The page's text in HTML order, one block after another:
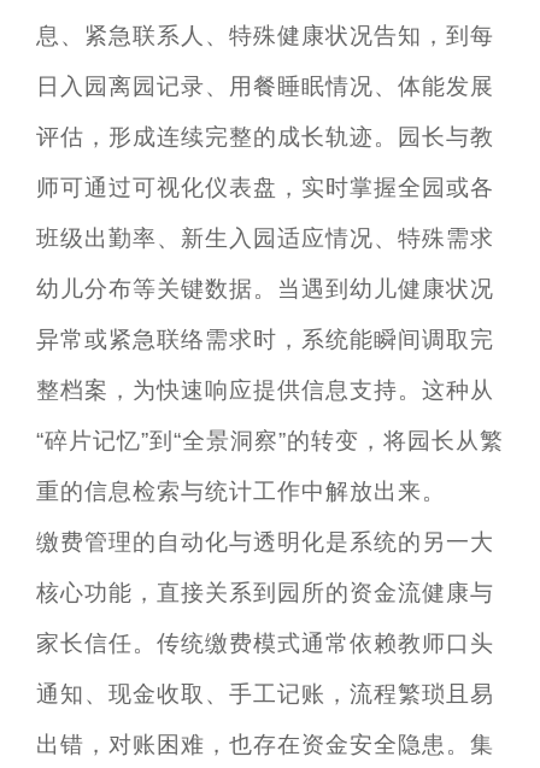
息、紧急联系人、特殊健康状况告知，到每
日入园离园记录、用餐睡眠情况、体能发展
评估，形成连续完整的成长轨迹。园长与教
师可通过可视化仪表盘，实时掌握全园或各
班级出勤率、新生入园适应情况、特殊需求
幼儿分布等关键数据。当遇到幼儿健康状况
异常或紧急联络需求时，系统能瞬间调取完
整档案，为快速响应提供信息支持。这种从
“碎片记忆”到“全景洞察”的转变，将园长从繁
重的信息检索与统计工作中解放出来。
缴费管理的自动化与透明化是系统的另一大
核心功能，直接关系到园所的资金流健康与
家长信任。传统缴费模式通常依赖教师口头
通知、现金收取、手工记账，流程繁琐且易
出错，对账困难，也存在资金安全隐患。集